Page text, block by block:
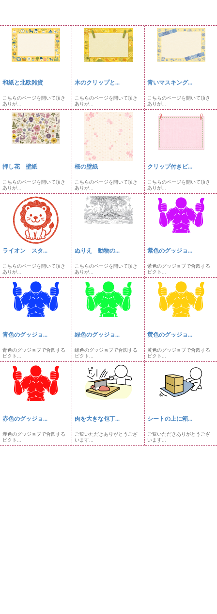
和紙と北欧雑貨
こちらのページを開いて頂き
ありが...
木のクリップと...
こちらのページを開いて頂き
ありが...
青いマスキング...
こちらのページを開いて頂き
ありが...
押し花 壁紙
こちらのページを開いて頂き
ありが...
桜の壁紙
こちらのページを開いて頂き
ありが...
クリップ付きピ...
こちらのページを開いて頂き
ありが...
ライオン スタ...
こちらのページを開いて頂き
ありが...
ぬりえ 動物の...
こちらのページを開いて頂き
ありが...
紫色のグッジョ...
紫色のグッジョブで合図する
ピクト...
青色のグッジョ...
青色のグッジョブで合図する
ピクト...
緑色のグッジョ...
緑色のグッジョブで合図する
ピクト...
黄色のグッジョ...
黄色のグッジョブで合図する
ピクト...
赤色のグッジョ...
赤色のグッジョブで合図する
ピクト...
肉を大きな包丁...
ご覧いただきありがとうござ
います...
シートの上に箱...
ご覧いただきありがとうござ
います...